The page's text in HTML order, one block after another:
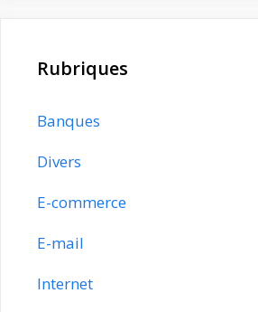
Rubriques
Banques
Divers
E-commerce
E-mail
Internet